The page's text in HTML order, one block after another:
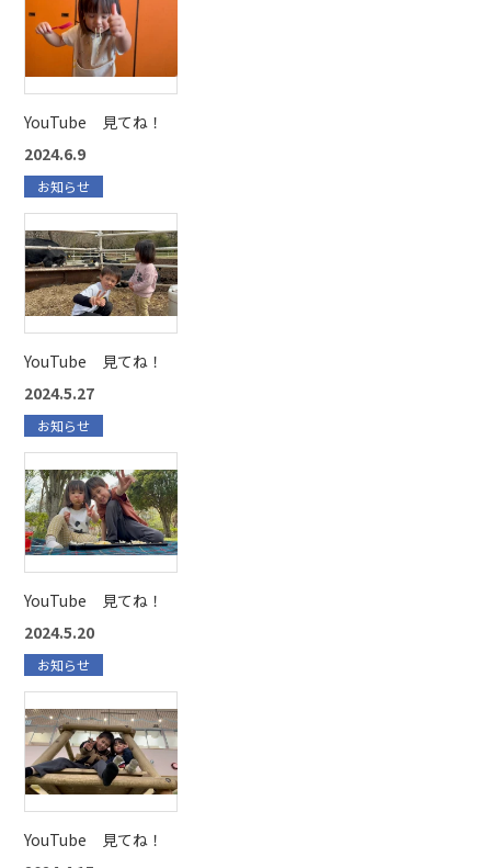
YouTube 見てね！
2024.6.9
お知らせ
YouTube 見てね！
2024.5.27
お知らせ
YouTube 見てね！
2024.5.20
お知らせ
YouTube 見てね！